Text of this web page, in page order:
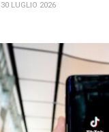
30 LUGLIO 2026